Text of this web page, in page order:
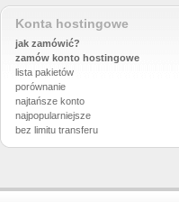
Konta hostingowe
jak zamówić?
zamów konto hostingowe
lista pakietów
porównanie
najtańsze konto
najpopularniejsze
bez limitu transferu